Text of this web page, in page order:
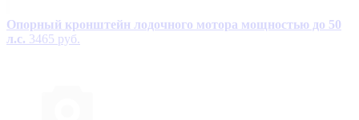
Опорный кронштейн лодочного мотора мощностью до 50
л.с. 3465 руб.